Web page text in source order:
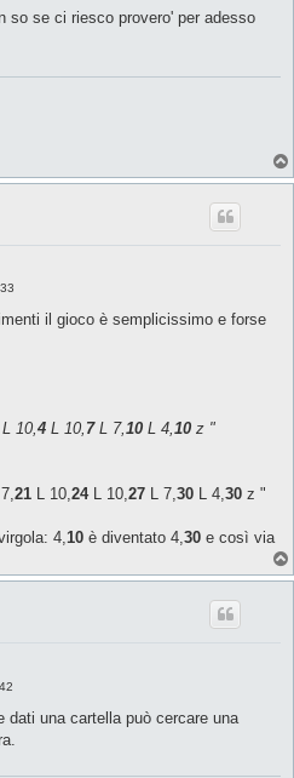
so se ci riesco provero' per adesso
il gioco è semplicissimo e forse
L 10,4 L 10, 7L 7,10 L 4,10 z "
21 L 10,24L 10,27 L 7,30 L 4,30 z "
4,10 è diventato 4,30 e così via
dati una cartella può cercare una